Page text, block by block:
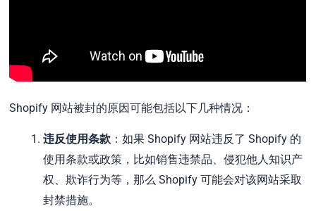
Shopify 网站被封的原因可能包括以下几种情况：
违反使用条款 ：如果 Shopify 网站违反了 Shopify 的
使用条款或政策，比如销售违禁品、侵犯他人知识产
权、欺诈行为等，那么 Shopify 可能会对该网站采取
封禁措施。